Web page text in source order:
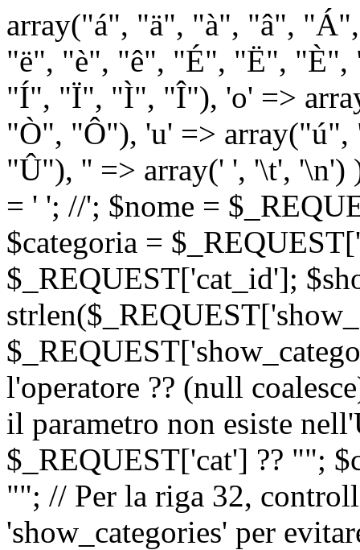
array("á", "ä", "à", "â",
"ë", "è", "ê", "É", "Ë",
"Í", "Ï", "Ì", "Î"), 'o' =>
"Ò", "Ô"), 'u' =>
"Û"), '' => array(' ', '\t',
= ' '; //'; $nome =
$categoria =
$_REQUEST['cat_id'];
l'operatore ?? (null
il parametro non esiste
$_REQUEST['cat'] ?? "";
""; // Per la riga 32,
'show_categories' per